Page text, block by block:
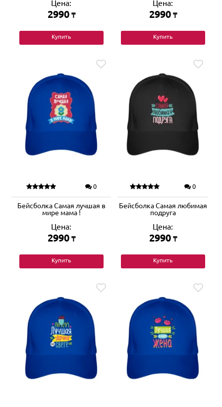
Цена:
2990 ₸
Купить
Цена:
2990 ₸
Купить
0
Бейсболка Самая лучшая в
мире мама !
Цена:
2990 ₸
Купить
0
Бейсболка Самая любимая
подруга
Цена:
2990 ₸
Купить